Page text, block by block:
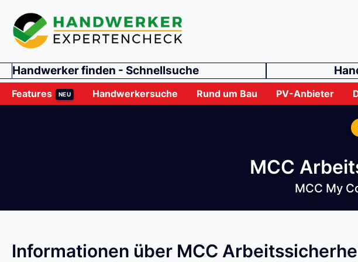
Handwerker finden - Schnellsuche
Features NEU Handwerkersuche Rund um Bau PV-Anbieter
MCC
MCC My
Informationen über MCC